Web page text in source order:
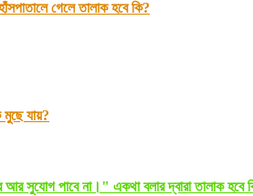
গেলে তালাক হবে কি?
মুছে যায়?
সুযোগ পাবে না।" একথা বলার দ্বারা তালাক হবে